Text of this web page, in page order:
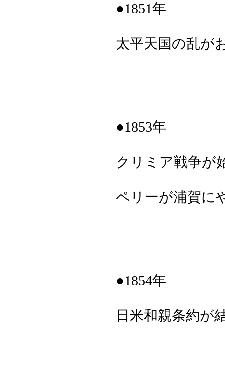
●1851年
太平天国の乱が
●1853年
クリミア戦争が
ペリーが浦賀に
●1854年
日米和親条約が